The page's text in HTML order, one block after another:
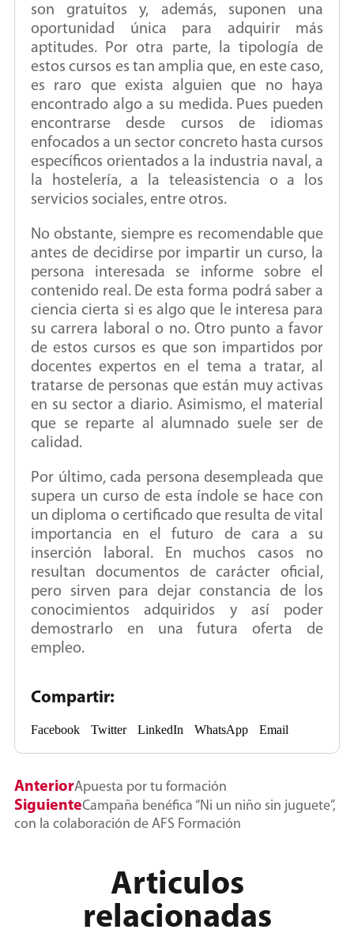
son gratuitos y, además, suponen una
oportunidad única para adquirir más
aptitudes. Por otra parte, la tipología de
estos cursos es tan amplia que, en este caso,
es raro que exista alguien que no haya
encontrado algo a su medida. Pues pueden
encontrarse desde cursos de idiomas
enfocados a un sector concreto hasta cursos
específicos orientados a la industria naval, a
la hostelería, a la teleasistencia o a los
servicios sociales, entre otros.
No obstante, siempre es recomendable que
antes de decidirse por impartir un curso, la
persona interesada se informe sobre el
contenido real. De esta forma podrá saber a
ciencia cierta si es algo que le interesa para
su carrera laboral o no. Otro punto a favor
de estos cursos es que son impartidos por
docentes expertos en el tema a tratar, al
tratarse de personas que están muy activas
en su sector a diario. Asimismo, el material
que se reparte al alumnado suele ser de
calidad.
Por último, cada persona desempleada que
supera un curso de esta índole se hace con
un diploma o certificado que resulta de vital
importancia en el futuro de cara a su
inserción laboral. En muchos casos no
resultan documentos de carácter oficial,
pero sirven para dejar constancia de los
conocimientos adquiridos y así poder
demostrarlo en una futura oferta de
empleo.
Compartir:
Facebook Twitter LinkedIn WhatsApp Email
AnteriorApuesta por tu formación
SiguienteCampaña benéfica “Ni un niño sin juguete”,
con la colaboración de AFS Formación
Articulos
relacionadas